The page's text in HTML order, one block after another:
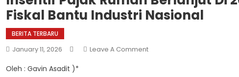
Fiskal Bantu Industri Nasional
BERITA TERBARU
January 11, 2026 Leave A CommentOn
Oleh : Gavin Asadit )*